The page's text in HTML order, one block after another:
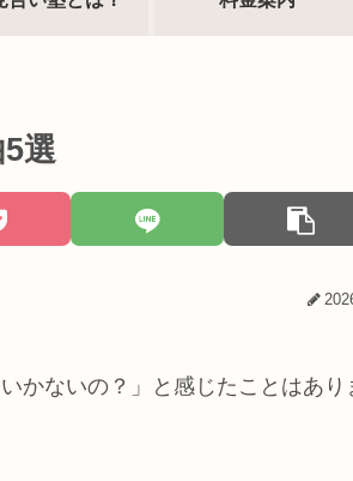
選
かないの？」と感じたことはあり